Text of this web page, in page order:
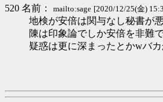
520 名前： mailto:sage [2020/12/25(金)
地検が安倍は関与なし秘書が
陳は印象論でしか安倍を非難
疑惑は更に深まったとかwバ